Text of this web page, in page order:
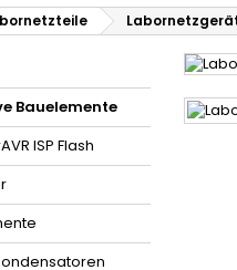
Bauelemente
ISP Flash